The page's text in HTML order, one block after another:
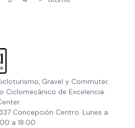
Gravel y Commuter.
Ciclomecánico de Excelencia.
Concepción Centro. Lunes a
a 18:00